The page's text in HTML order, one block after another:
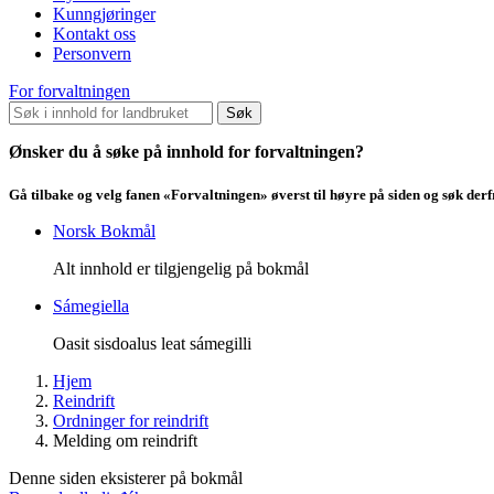
Kunngjøringer
Kontakt oss
Personvern
For forvaltningen
Søk
Ønsker du å søke på innhold for forvaltningen?
Gå tilbake og velg fanen «Forvaltningen» øverst til høyre på siden og søk
Norsk Bokmål
Alt innhold er tilgjengelig på bokmål
Sámegiella
Oasit sisdoalus leat sámegilli
Hjem
Reindrift
Ordninger for reindrift
Melding om reindrift
Denne siden eksisterer på bokmål